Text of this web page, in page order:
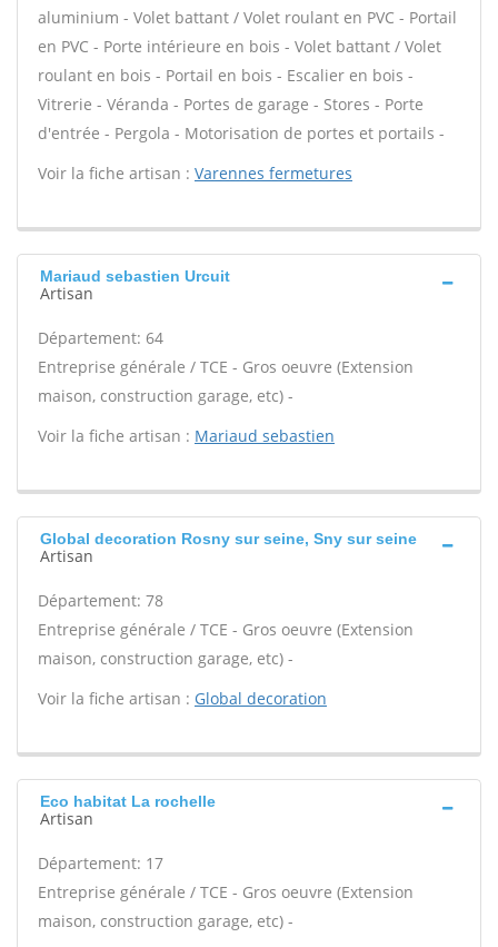
aluminium - Volet battant / Volet roulant en PVC - Portail
en PVC - Porte intérieure en bois - Volet battant / Volet
roulant en bois - Portail en bois - Escalier en bois -
Vitrerie - Véranda - Portes de garage - Stores - Porte
d'entrée - Pergola - Motorisation de portes et portails -
Voir la fiche artisan : Varennes fermetures
Mariaud sebastien Urcuit
Artisan
Département: 64
Entreprise générale / TCE - Gros oeuvre (Extension
maison, construction garage, etc) -
Voir la fiche artisan : Mariaud sebastien
Global decoration Rosny sur seine, Sny sur seine
Artisan
Département: 78
Entreprise générale / TCE - Gros oeuvre (Extension
maison, construction garage, etc) -
Voir la fiche artisan : Global decoration
Eco habitat La rochelle
Artisan
Département: 17
Entreprise générale / TCE - Gros oeuvre (Extension
maison, construction garage, etc) -